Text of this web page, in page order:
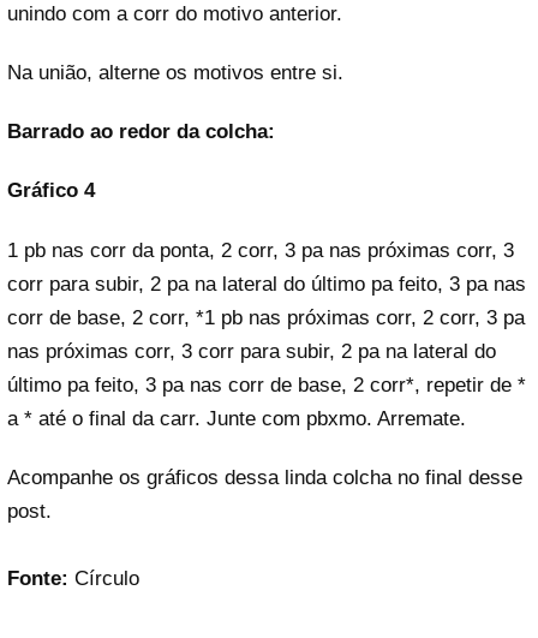
unindo com a corr do motivo anterior.
Na união, alterne os motivos entre si.
Barrado ao redor da colcha:
Gráfico 4
1 pb nas corr da ponta, 2 corr, 3 pa nas próximas corr, 3
corr para subir, 2 pa na lateral do último pa feito, 3 pa nas
corr de base, 2 corr, *1 pb nas próximas corr, 2 corr, 3 pa
nas próximas corr, 3 corr para subir, 2 pa na lateral do
último pa feito, 3 pa nas corr de base, 2 corr*, repetir de *
a * até o final da carr. Junte com pbxmo. Arremate.
Acompanhe os gráficos dessa linda colcha no final desse
post.
Fonte: Círculo